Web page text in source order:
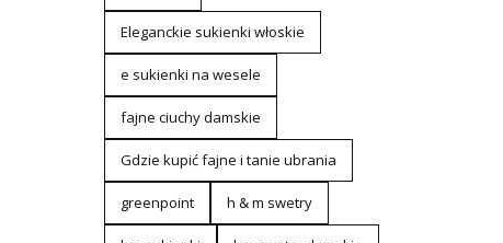
Eleganckie sukienki włoskie
e sukienki na wesele
fajne ciuchy damskie
Gdzie kupić fajne i tanie ubrania
greenpoint h & m swetry